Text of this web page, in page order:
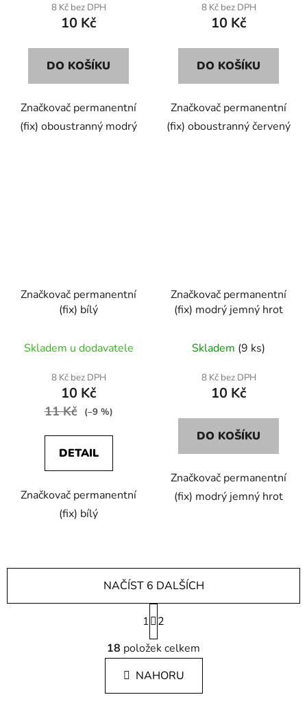
8 Kč bez DPH
10 Kč
DO KOŠÍKU
Značkovač permanentní
(fix) oboustranný modrý
8 Kč bez DPH
10 Kč
DO KOŠÍKU
Značkovač permanentní
(fix) oboustranný červený
Značkovač permanentní
(fix) bílý
Skladem u dodavatele
8 Kč bez DPH
10 Kč
11 Kč (–9 %)
DETAIL
Značkovač permanentní
(fix) bílý
Značkovač permanentní
(fix) modrý jemný hrot
Skladem (9 ks)
8 Kč bez DPH
10 Kč
DO KOŠÍKU
Značkovač permanentní
(fix) modrý jemný hrot
O
v
l
á
d
NAČÍST 6 DALŠÍCH
S
t
r
á
n
k
1
2
18 položek celkem
NAHORU